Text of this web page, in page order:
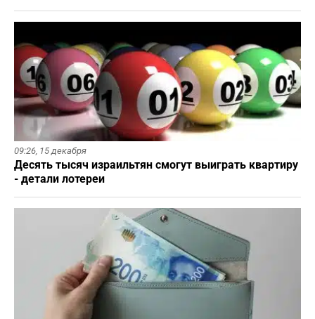
09:26, 15 декабря
Десять тысяч израильтян смогут выиграть квартиру
- детали лотереи